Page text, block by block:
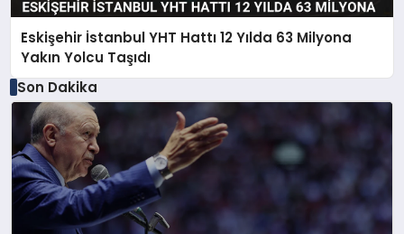
Eskişehir İstanbul YHT Hattı 12 Yılda 63 Milyona
Yakın Yolcu Taşıdı
Son Dakika